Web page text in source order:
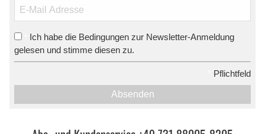
Ich habe die Bedingungen zur Newsletter-Anmeldung
gelesen und stimme diesen zu.
Pflichtfeld
Absenden